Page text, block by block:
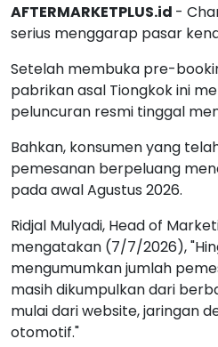
AFTERMARKETPLUS.id -
serius menggarap pasar
Setelah membuka pre-
pabrikan asal Tiongkok ini
peluncuran resmi tinggal
Bahkan, konsumen yang
pemesanan berpeluang
pada awal Agustus 2026.
Ridjal Mulyadi, Head of
mengatakan (7/7/2026),
mengumumkan jumlah
masih dikumpulkan dari
mulai dari website, jaringan
otomotif."